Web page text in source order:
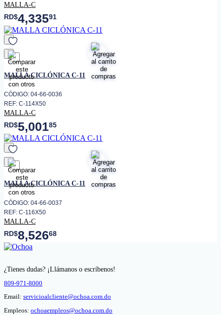
MALLA-C
RD$4,33591
favorito
MALLA CICLÓNICA C-11
CÓDIGO: 04-66-0036
REF: C-114X50
MALLA-C
RD$5,00185
favorito
MALLA CICLÓNICA C-11
CÓDIGO: 04-66-0037
REF: C-116X50
MALLA-C
RD$8,52668
¿Tienes dudas? ¡Llámanos o escríbenos!
809-971-8000
Email: servicioalcliente@ochoa.com.do
Empleos: ochoaempleos@ochoa.com.do